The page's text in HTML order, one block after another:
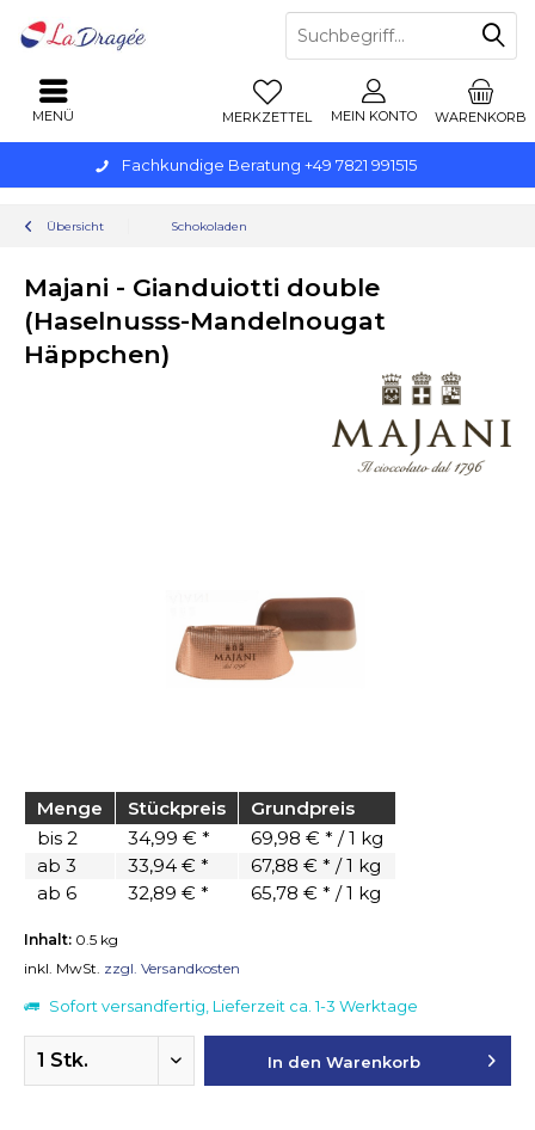
Fachkundige Beratung +49 7821 991515
WARENKORB
MERKZETTEL MEIN KONTO
MENÜ
Übersicht Schokoladen
Majani - Gianduiotti double
(Haselnusss-Mandelnougat
Häppchen)
Menge Stückpreis
Grundpreis
bis 2 34,99 € *
69,98 € * / 1 kg
ab 3 33,94 € *
67,88 € * / 1 kg
ab 6 32,89 € * 65,78 € * / 1 kg
Inhalt: 0.5 kg
inkl. MwSt. zzgl. Versandkosten
Sofort versandfertig, Lieferzeit ca. 1-3 Werktage
In den Warenkorb